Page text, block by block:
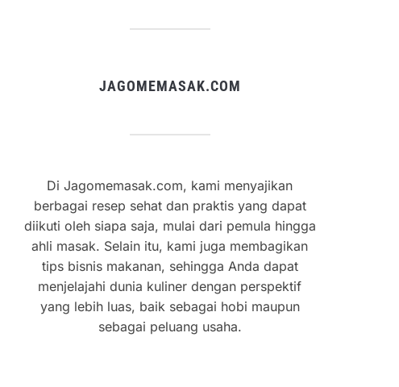
JAGOMEMASAK.COM
Di Jagomemasak.com, kami menyajikan
berbagai resep sehat dan praktis yang dapat
diikuti oleh siapa saja, mulai dari pemula hingga
ahli masak. Selain itu, kami juga membagikan
tips bisnis makanan, sehingga Anda dapat
menjelajahi dunia kuliner dengan perspektif
yang lebih luas, baik sebagai hobi maupun
sebagai peluang usaha.